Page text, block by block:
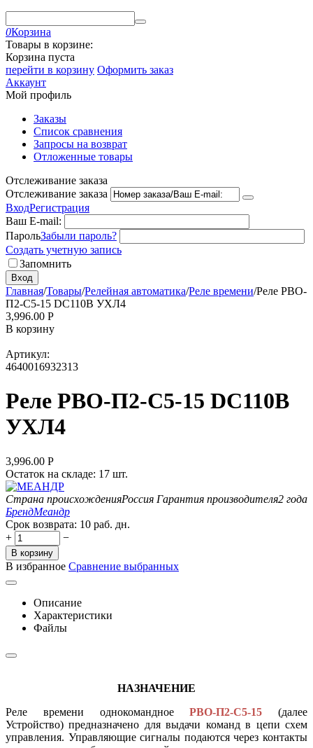
0Корзина
Товары в корзине:
Корзина пуста
перейти в корзину Оформить заказ
Аккаунт
Мой профиль
Заказы
Список сравнения
Запросы на возврат
Отложенные товары
Отслеживание заказа
Отслеживание заказа
ВходРегистрация
Ваш E-mail:
ПарольЗабыли пароль?
Создать учетную запись
Запомнить
Вход
Главная/Товары/Релейная автоматика/Реле времени/Реле РВО-
П2-С5-15 DC110В УХЛ4
3,996.00 Р
В корзину
Артикул:
4640016932313
Реле РВО-П2-С5-15 DC110В
УХЛ4
3,996.00 Р
Остаток на складе: 17 шт.
Страна происхожденияРоссия Гарантия производителя2 года
БрендМеандр
Срок возврата: 10 раб. дн.
+
−
В корзину
В избранное Сравнение выбранных
Описание
Характеристики
Файлы
НАЗНАЧЕНИЕ
Реле времени однокомандноеРВО-П2-С5-15 (далее
Устройство) предназначено для выдачи команд в цепи схем
управления. Управляющие сигналы подаются через контакты